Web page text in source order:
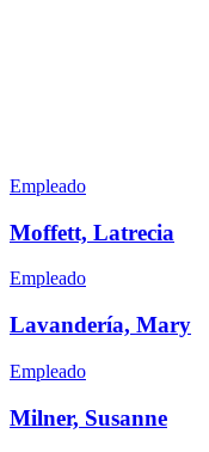
Empleado
Moffett, Latrecia
Empleado
Lavandería, Mary
Empleado
Milner, Susanne